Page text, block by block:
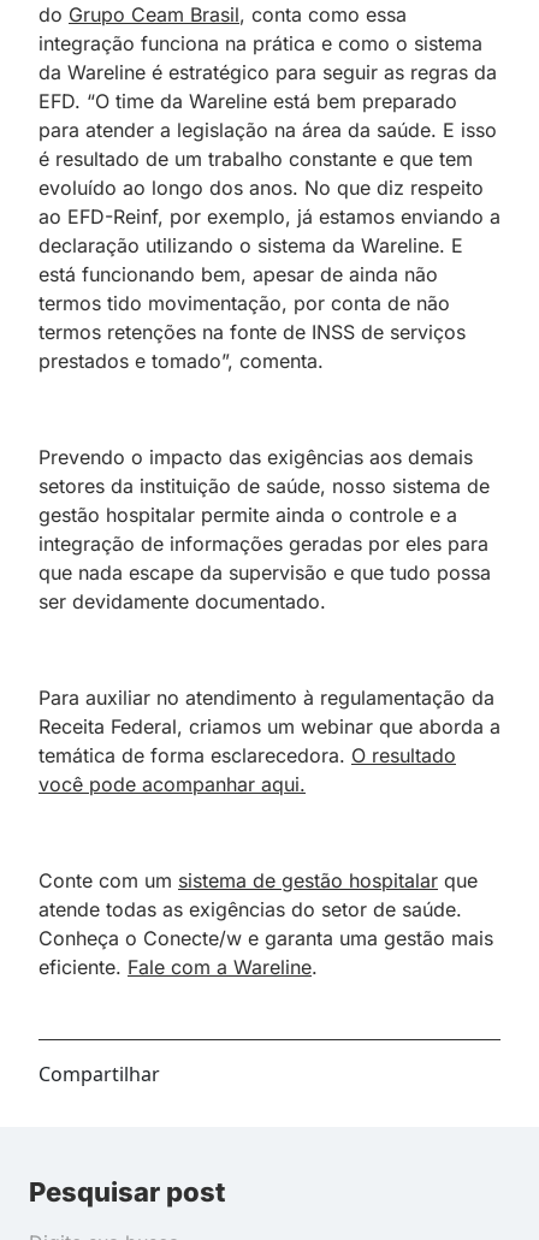
do Grupo Ceam Brasil, conta como essa
integração funciona na prática e como o sistema
da Wareline é estratégico para seguir as regras da
EFD. “O time da Wareline está bem preparado
para atender a legislação na área da saúde. E isso
é resultado de um trabalho constante e que tem
evoluído ao longo dos anos. No que diz respeito
ao EFD-Reinf, por exemplo, já estamos enviando a
declaração utilizando o sistema da Wareline. E
está funcionando bem, apesar de ainda não
termos tido movimentação, por conta de não
termos retenções na fonte de INSS de serviços
prestados e tomado”, comenta.
Prevendo o impacto das exigências aos demais
setores da instituição de saúde, nosso sistema de
gestão hospitalar permite ainda o controle e a
integração de informações geradas por eles para
que nada escape da supervisão e que tudo possa
ser devidamente documentado.
Para auxiliar no atendimento à regulamentação da
Receita Federal, criamos um webinar que aborda a
temática de forma esclarecedora. O resultado
você pode acompanhar aqui.
Conte com um sistema de gestão hospitalar que
atende todas as exigências do setor de saúde.
Conheça o Conecte/w e garanta uma gestão mais
eficiente. Fale com a Wareline.
Compartilhar
Pesquisar post